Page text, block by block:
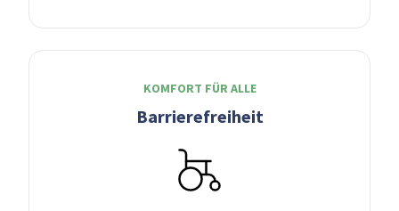
KOMFORT FÜR ALLE
Barrierefreiheit